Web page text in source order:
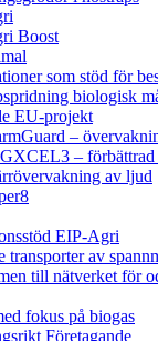
Boost
som stöd för
biologisk
EU-projekt
–
– förbättrad
av ljud
EIP-Agri
transporter av
till nätverket för
fokus på biogas
Företagande